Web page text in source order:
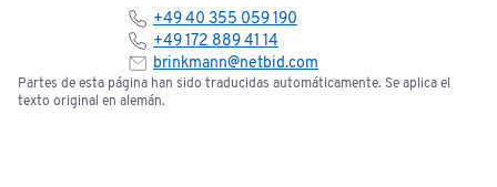
+49 40 355 059 190
+49 172 889 41 14
brinkmann@netbid.com
Partes de esta página han sido traducidas automáticamente. Se aplica el
texto original en alemán.